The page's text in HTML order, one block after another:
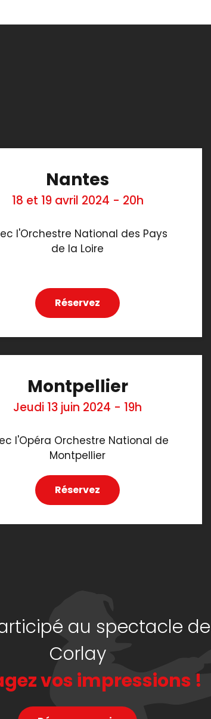
Nantes
18 et 19 avril 2024 - 20h
l'Orchestre National des Pays
de la Loire
Réservez
Montpellier
Jeudi 13 juin 2024 - 19h
l'Opéra Orchestre National de
Montpellier
Réservez
au spectacle
Corlay
vos impressions !